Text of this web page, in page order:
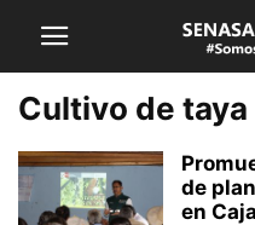
Cultivo de taya
de
en